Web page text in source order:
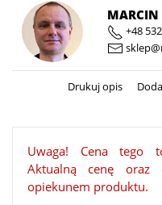
MARCIN
+48
Drukuj opis
Uwaga! Cena tego
Aktualną cenę oraz
opiekunem produktu.